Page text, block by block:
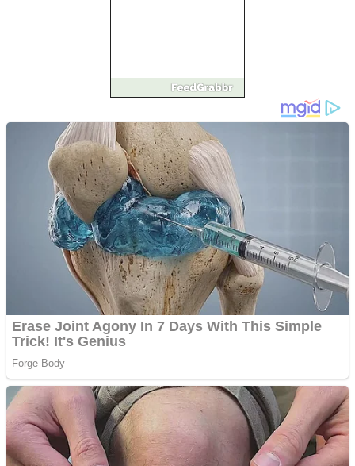
Vând sticlă cu vin din
Chardonnay
Împrumut si investitii
Ofera def între special
Vând domeniu+website